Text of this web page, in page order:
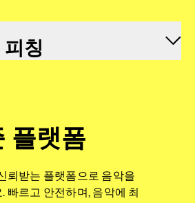
칭
한 플랫폼
플랫폼
뢰받는 플랫폼으로 음악을
빠르고 안전하며, 음악에 최
피칭
게 찾으세요. 시간을 절약하
며, AI 기반 발견 도구로 카탈